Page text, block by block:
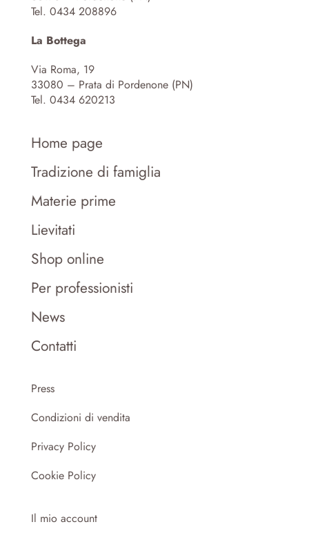
Tel. 0434 208896
La Bottega
Via Roma, 19
33080 – Prata di Pordenone (PN)
Tel. 0434 620213
Home page
Tradizione di famiglia
Materie prime
Lievitati
Shop online
Per professionisti
News
Contatti
Press
Condizioni di vendita
Privacy Policy
Cookie Policy
Il mio account